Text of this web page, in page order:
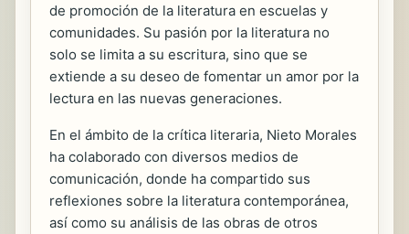
de promoción de la literatura en escuelas y
comunidades. Su pasión por la literatura no
solo se limita a su escritura, sino que se
extiende a su deseo de fomentar un amor por la
lectura en las nuevas generaciones.
En el ámbito de la crítica literaria, Nieto Morales
ha colaborado con diversos medios de
comunicación, donde ha compartido sus
reflexiones sobre la literatura contemporánea,
así como su análisis de las obras de otros